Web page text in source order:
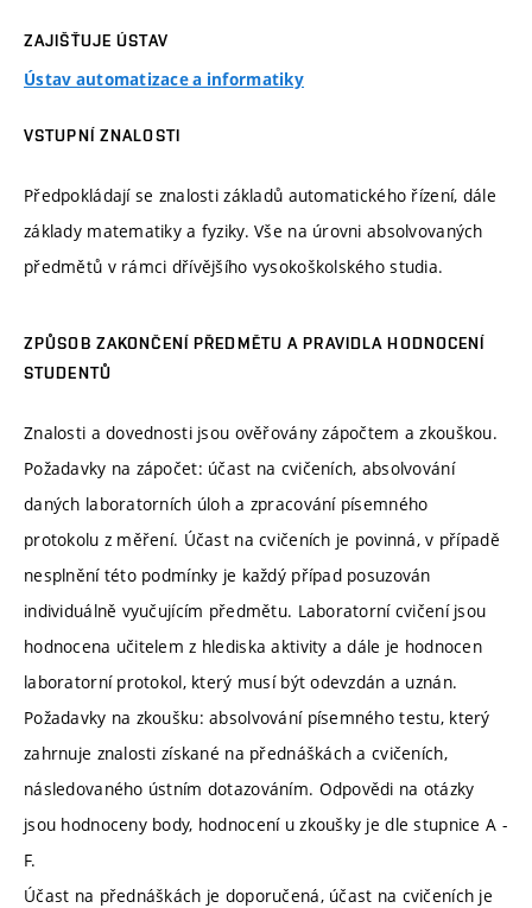
ZAJIŠŤUJE ÚSTAV
Ústav automatizace a informatiky
VSTUPNÍ ZNALOSTI
Předpokládají se znalosti základů automatického řízení, dále
základy matematiky a fyziky. Vše na úrovni absolvovaných
předmětů v rámci dřívějšího vysokoškolského studia.
ZPŮSOB ZAKONČENÍ PŘEDMĚTU A PRAVIDLA HODNOCENÍ
STUDENTŮ
Znalosti a dovednosti jsou ověřovány zápočtem a zkouškou.
Požadavky na zápočet: účast na cvičeních, absolvování
daných laboratorních úloh a zpracování písemného
protokolu z měření. Účast na cvičeních je povinná, v případě
nesplnění této podmínky je každý případ posuzován
individuálně vyučujícím předmětu. Laboratorní cvičení jsou
hodnocena učitelem z hlediska aktivity a dále je hodnocen
laboratorní protokol, který musí být odevzdán a uznán.
Požadavky na zkoušku: absolvování písemného testu, který
zahrnuje znalosti získané na přednáškách a cvičeních,
následovaného ústním dotazováním. Odpovědi na otázky
jsou hodnoceny body, hodnocení u zkoušky je dle stupnice A -
F.
Účast na přednáškách je doporučená, účast na cvičeních je